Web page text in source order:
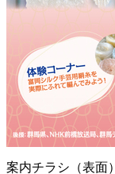
案内チラシ（表面）